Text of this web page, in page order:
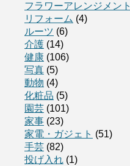
フラワーアレンジメント
リフォーム (4)
ルーツ (6)
介護 (14)
健康 (106)
写真 (5)
動物 (4)
化粧品 (5)
園芸 (101)
家事 (23)
家電・ガジェト (51)
手芸 (82)
投げ入れ (1)